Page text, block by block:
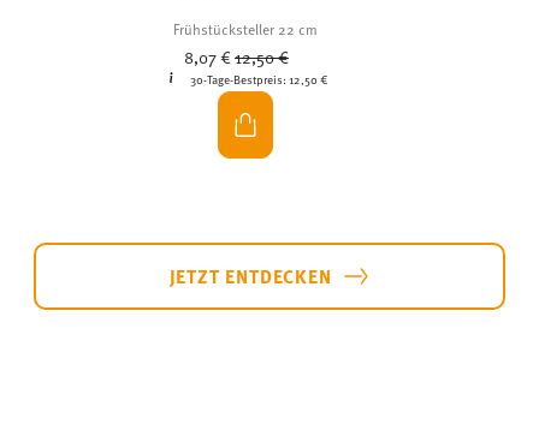
für mediterrane Brunch-Buffets